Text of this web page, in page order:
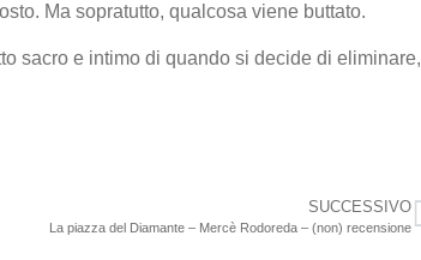
Ma sopratutto, qualcosa viene buttato.
sacro e intimo di quando si decide di eliminare,
SUCCESSIVO
La piazza del Diamante – Mercè Rodoreda – (non) recensione